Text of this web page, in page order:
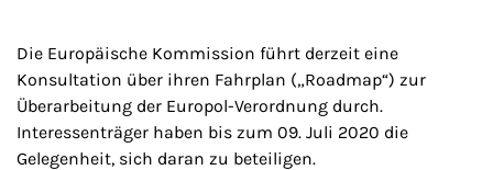
Die Europäische Kommission führt derzeit eine
Konsultation über ihren Fahrplan („Roadmap“) zur
Überarbeitung der Europol-Verordnung durch.
Interessenträger haben bis zum 09. Juli 2020 die
Gelegenheit, sich daran zu beteiligen.